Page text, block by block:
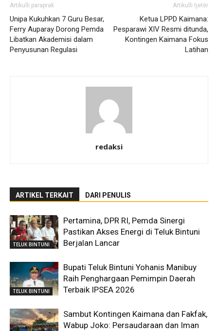
Artikulli paraprak
Unipa Kukuhkan 7 Guru Besar,
Ferry Auparay Dorong Pemda
Libatkan Akademisi dalam
Penyusunan Regulasi
Artikulli tjetër
Ketua LPPD Kaimana:
Pesparawi XIV Resmi ditunda,
Kontingen Kaimana Fokus
Latihan
redaksi
ARTIKEL TERKAIT DARI PENULIS
TELUK BINTUNI
Pertamina, DPR RI, Pemda Sinergi
Pastikan Akses Energi di Teluk Bintuni
Berjalan Lancar
TELUK BINTUNI
Bupati Teluk Bintuni Yohanis Manibuy
Raih Penghargaan Pemimpin Daerah
Terbaik IPSEA 2026
Sambut Kontingen Kaimana dan Fakfak,
Wabup Joko: Persaudaraan dan Iman